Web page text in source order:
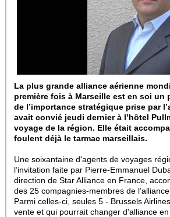
La plus grande alliance aérienne
première fois à Marseille est en soi un
de l’importance stratégique prise par
avait convié jeudi dernier à l’hôtel
voyage de la région. Elle était
foulent déjà le tarmac marseillais.
Une soixantaine d'agents de voyages
l’invitation faite par Pierre-Emmanuel
direction de Star Alliance en France,
des 25 compagnies-membres de l’alliance.
Parmi celles-ci, seules 5 - Brussels
vente et qui pourrait changer d'alliance